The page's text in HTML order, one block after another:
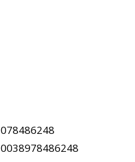
078486248
0038978486248